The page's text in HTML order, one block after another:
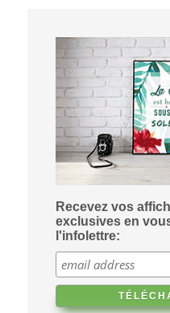
Recevez vos
exclusives en
l'infolettre: